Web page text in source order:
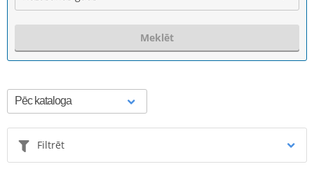
Meklēt
Filtrēt